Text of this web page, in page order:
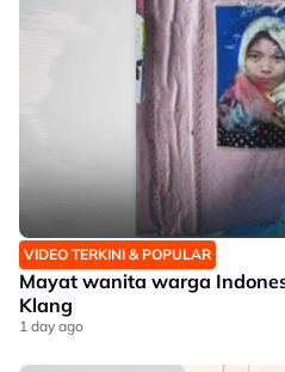
VIDEO TERKINI & POPULAR
Mayat wanita warga
Klang
1 day ago